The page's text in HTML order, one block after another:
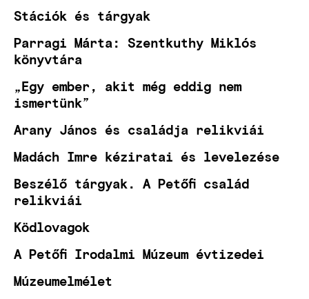
Stációk és tárgyak
Parragi Márta: Szentkuthy Miklós
könyvtára
„Egy ember, akit még eddig nem
ismertünk”
Arany János és családja relikviái
Madách Imre kéziratai és levelezése
Beszélő tárgyak. A Petőfi család
relikviái
Ködlovagok
A Petőfi Irodalmi Múzeum évtizedei
Múzeumelmélet